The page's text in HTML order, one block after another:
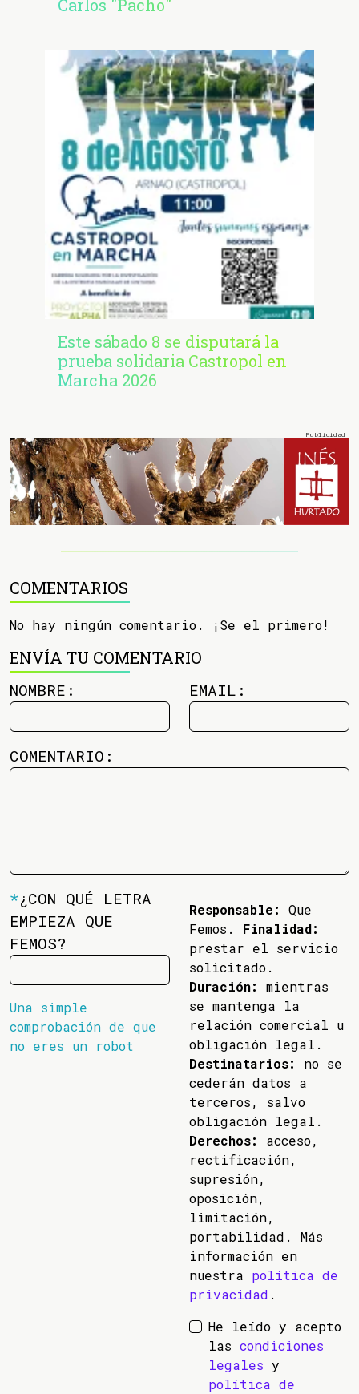
Carlos "Pacho"
Este sábado 8 se disputará la
prueba solidaria Castropol en
Marcha 2026
COMENTARIOS
No hay ningún comentario. ¡Se el primero!
ENVÍA TU COMENTARIO
NOMBRE: EMAIL:
COMENTARIO:
*¿CON QUÉ LETRA
EMPIEZA QUE
FEMOS?
Una simple
comprobación de que
no eres un robot
Responsable:
Que
Femos. Finalidad:
prestar el servicio
solicitado.
Duración:
mientras
se mantenga la
relación comercial u
obligación legal.
Destinatarios:
no se
cederán datos a
terceros, salvo
obligación legal.
Derechos:
acceso,
rectificación,
supresión,
oposición,
limitación,
portabilidad. Más
información en
nuestra política de
privacidad .
He leído y acepto
las condiciones
legales y
política de